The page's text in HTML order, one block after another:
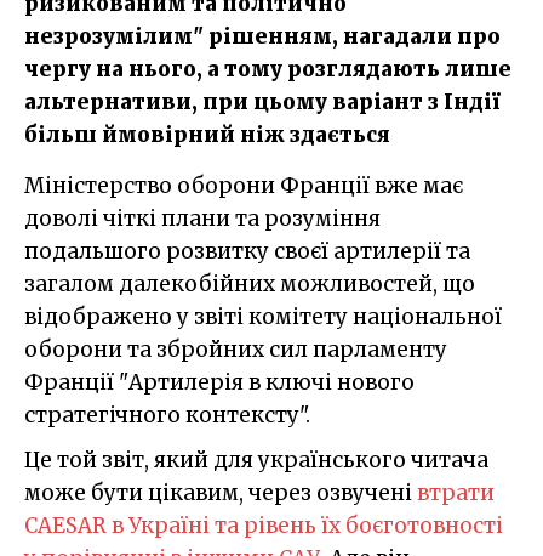
незрозумілим" рішенням, нагадали про
чергу на нього, а тому розглядають лише
альтернативи, при цьому варіант з Індії
більш ймовірний ніж здається
Міністерство оборони Франції вже має
доволі чіткі плани та розуміння
подальшого розвитку своєї артилерії та
загалом далекобійних можливостей, що
відображено у звіті комітету національної
оборони та збройних сил парламенту
Франції "Артилерія в ключі нового
стратегічного контексту".
Це той звіт, який для українського читача
може бути цікавим, через озвученівтрати
CAESAR в Україні та рівень їх боєготовності